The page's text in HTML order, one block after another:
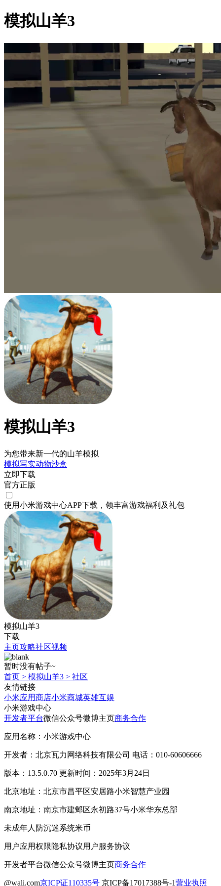
模拟山羊3
模拟山羊3
为您带来新一代的山羊模拟
模拟写实动物沙盒
立即下载
官方正版
使用小米游戏中心APP下载 ，领丰富游戏福利 及礼包
模拟山羊3
下载
主页攻略社区视频
暂时没有帖子~
首页 > 模拟山羊3 > 社区
友情链接
小米应用商店小米商城英雄互娱
小米游戏中心
开发者平台微信公众号微博主页商务合作
应用名称：小米游戏中心
开发者：北京瓦力网络科技有限公司 电话：010-60606666
版本：13.5.0.70 更新时间：2025年3月24日
北京地址：北京市昌平区安居路小米智慧产业园
南京地址：南京市建邺区永初路37号小米华东总部
未成年人防沉迷系统米币
用户应用权限隐私协议用户服务协议
开发者平台微信公众号微博主页商务合作
@wali.com京ICP证110335号 京ICP备17017388号-1营业执照